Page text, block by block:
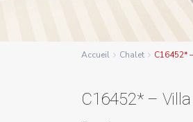
Accueil Chalet C16452*
C16452* –